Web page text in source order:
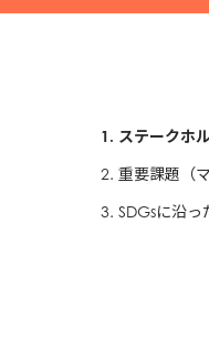
1. ステークホ
2. 重要課題（
3. SDGsに沿っ